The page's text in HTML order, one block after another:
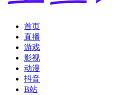
首页
直播
游戏
影视
动漫
抖音
B站